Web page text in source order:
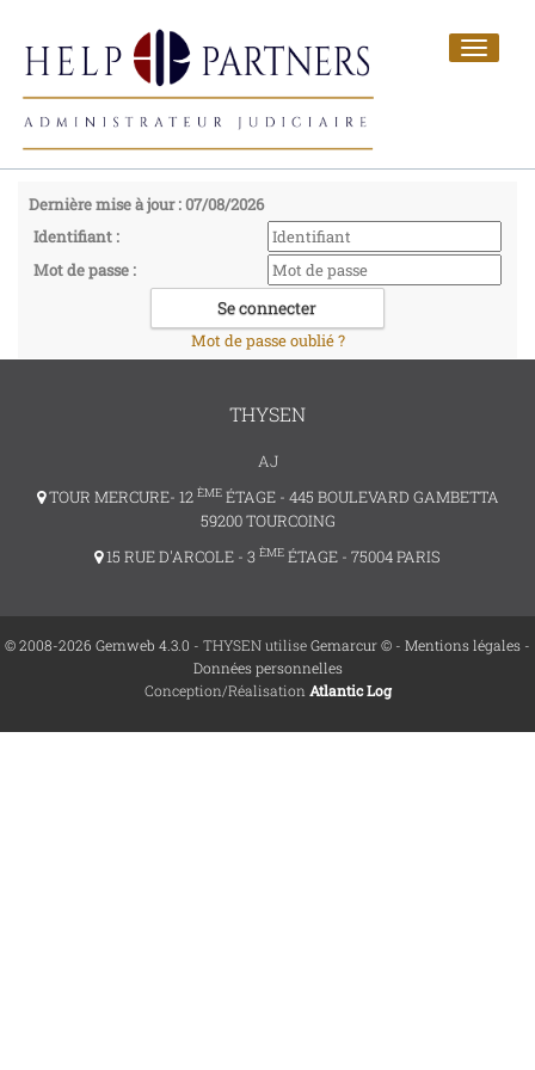
Toggle
Dernière mise à jour : 07/08/2026
Identifiant :
Mot de passe :
Mot de passe oublié ?
THYSEN
AJ
TOUR MERCURE- 12 ÈMEÉTAGE - 445 BOULEVARD GAMBETTA
59200 TOURCOING
15 RUE D'ARCOLE - 3 ÈME ÉTAGE - 75004 PARIS
© 2008-2026 Gemweb 4.3.0 - THYSEN utiliseGemarcur © - Mentions légales -
Données personnelles
Conception/Réalisation Atlantic Log